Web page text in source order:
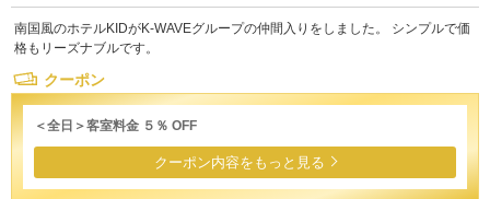
南国風のホテルKIDがK-WAVEグループの仲間入りをしました。 シンプルで価
格もリーズナブルです。
クーポン
＜全日＞客室料金 ５％ OFF
クーポン内容をもっと見る